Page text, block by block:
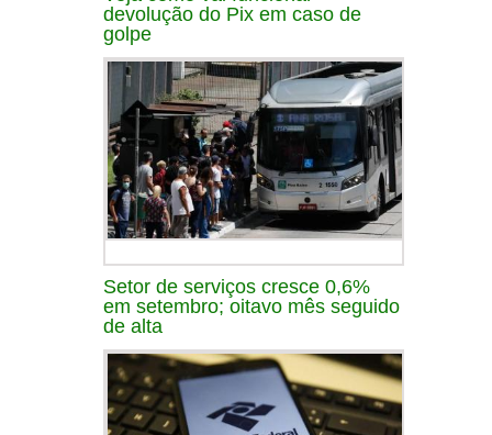
devolução do Pix em caso de
golpe
Setor de serviços cresce 0,6%
em setembro; oitavo mês seguido
de alta